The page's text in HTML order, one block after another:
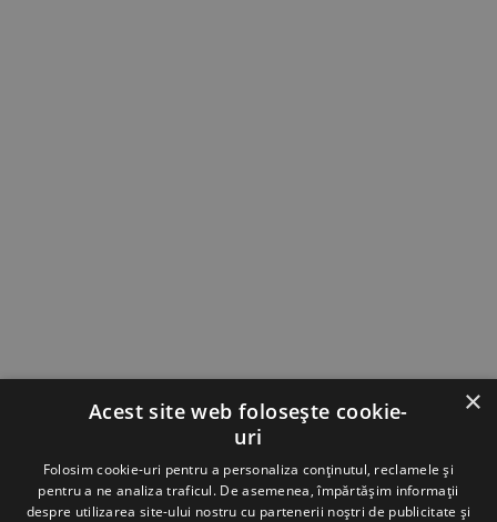
×
Acest site web folosește cookie-
uri
Folosim cookie-uri pentru a personaliza conținutul, reclamele și
pentru a ne analiza traficul. De asemenea, împărtășim informații
despre utilizarea site-ului nostru cu partenerii noștri de publicitate și